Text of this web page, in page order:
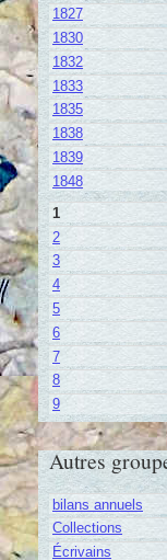
1827
1830
1832
1833
1835
1838
1839
1848
1
2
3
4
5
6
7
8
9
Autres
bilans annuels
Collections
Écrivains